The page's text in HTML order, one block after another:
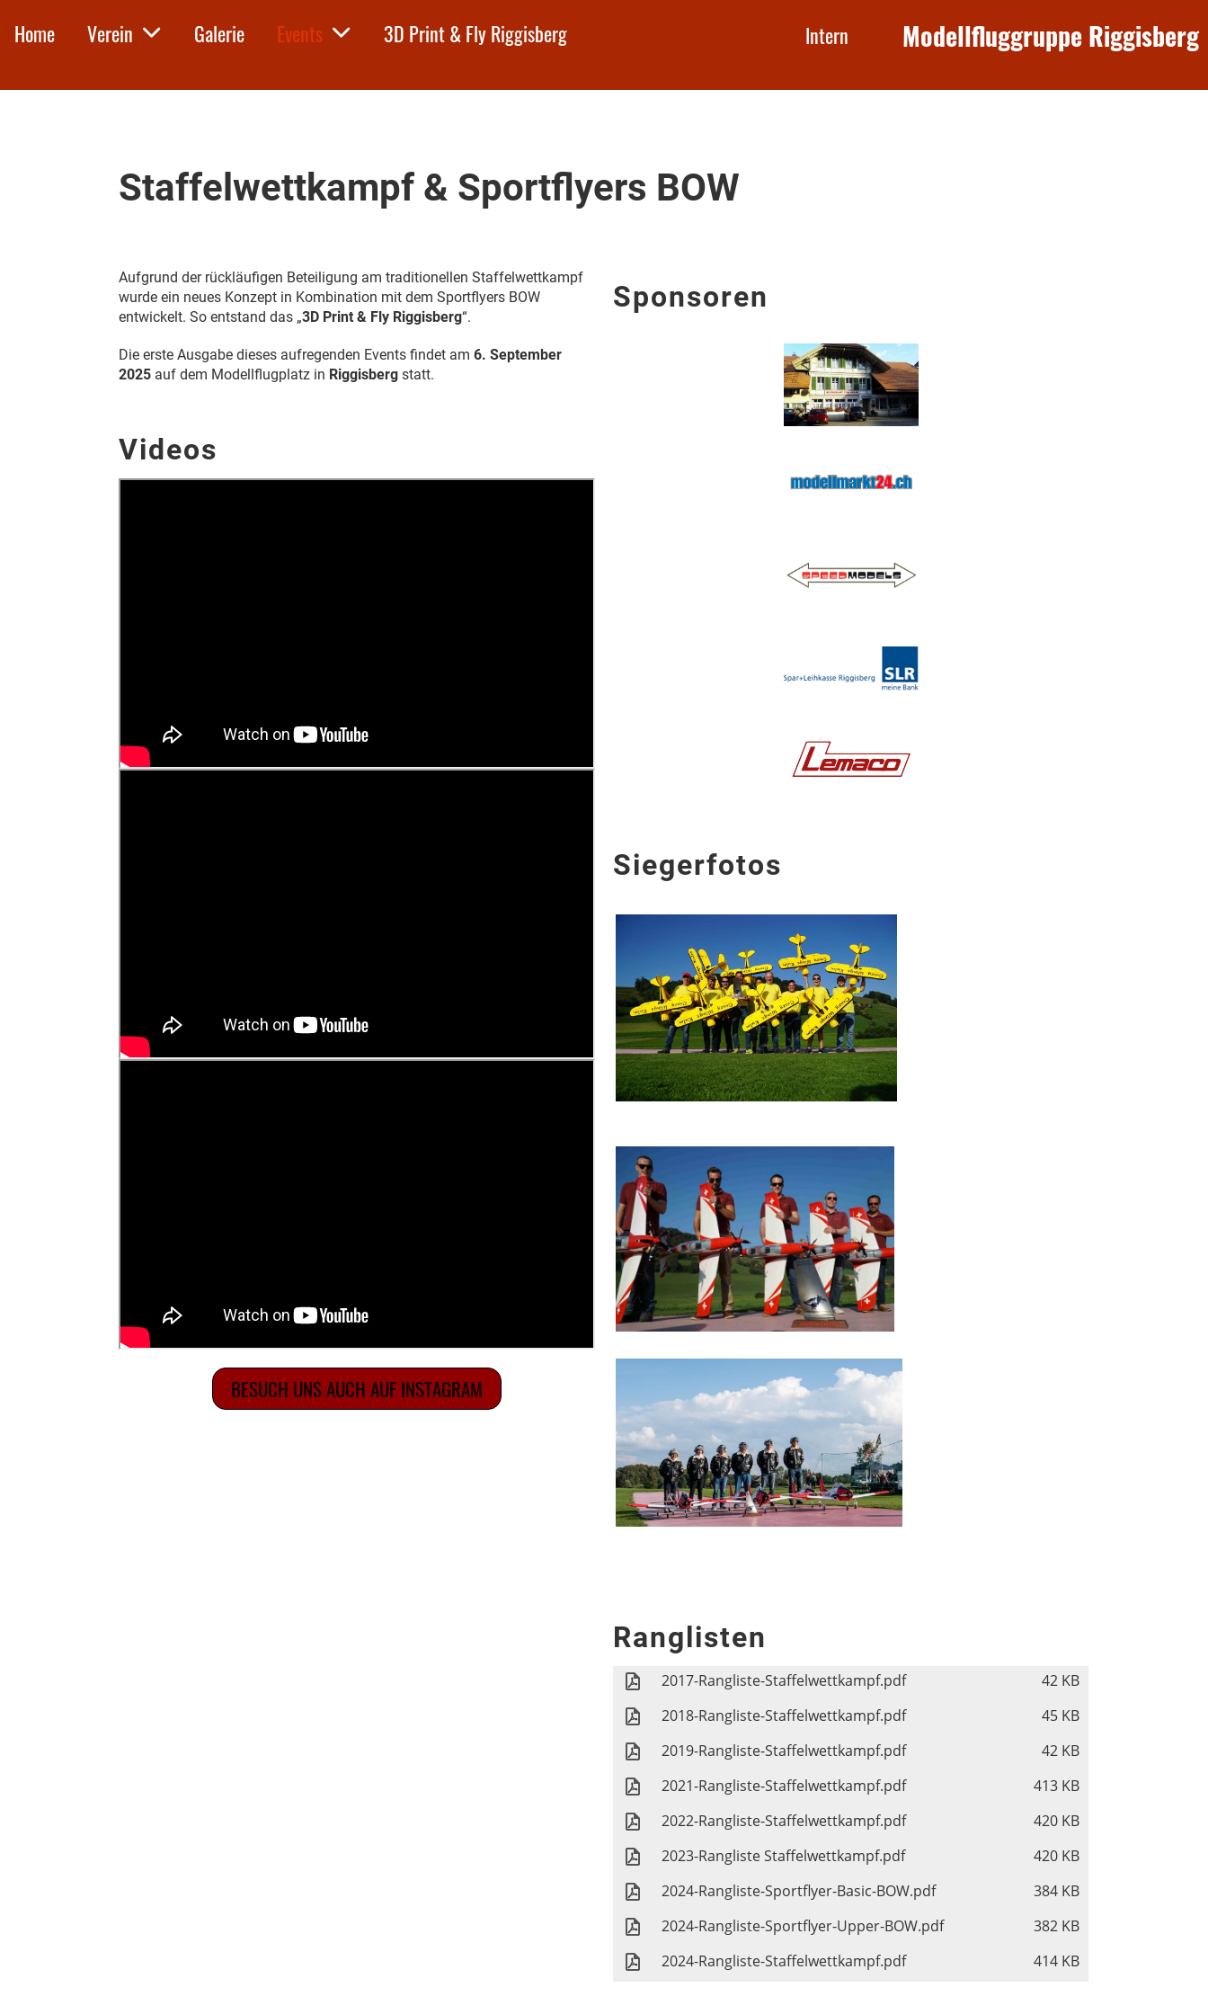
Home Verein Galerie Events 3D Print & Fly Riggisberg Intern Modellfluggruppe Riggisberg
Staffelwettkampf & Sportflyers BOW
Aufgrund der rückläufigen Beteiligung am traditionellen Staffelwettkampf
wurde ein neues Konzept in Kombination mit dem Sportflyers BOW
entwickelt. So entstand das „3D Print & Fly Riggisberg“.
Die erste Ausgabe dieses aufregenden Events findet am 6. September
2025 auf dem Modellflugplatz in Riggisberg statt.
Videos
BESUCH UNS AUCH AUF INSTAGRAM
Sponsoren
Siegerfotos
Ranglisten
2017-Rangliste-Staffelwettkampf.pdf
42 KB
2018-Rangliste-Staffelwettkampf.pdf
45 KB
2019-Rangliste-Staffelwettkampf.pdf
42 KB
2021-Rangliste-Staffelwettkampf.pdf
413 KB
2022-Rangliste-Staffelwettkampf.pdf
420 KB
2023-Rangliste Staffelwettkampf.pdf
420 KB
2024-Rangliste-Sportflyer-Basic-BOW.pdf
384 KB
2024-Rangliste-Sportflyer-Upper-BOW.pdf
382 KB
2024-Rangliste-Staffelwettkampf.pdf
414 KB